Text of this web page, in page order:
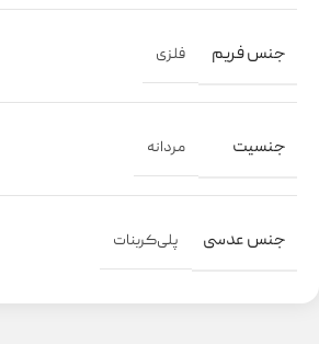
جنس فریم فلزی
جنسیت مردانه
جنس عدسی پلی‌کربنات